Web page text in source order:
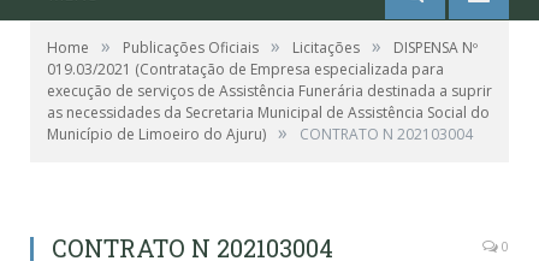
Home » Publicações Oficiais » Licitações »
DISPENSA Nº
019.03/2021 (Contratação de Empresa especializada para
execução de serviços de Assistência Funerária destinada a suprir
as necessidades da Secretaria Municipal de Assistência Social do
Município de Limoeiro do Ajuru) » CONTRATO N 202103004
CONTRATO N 202103004 0